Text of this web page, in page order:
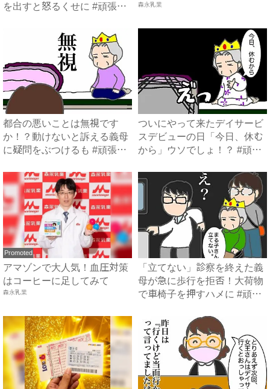
を出すと怒るくせに #頑張
森永乳業
都合の悪いことは無視です
か！？動けないと訴える義母
に疑問をぶつけるも #頑張り
ついにやって来たデイサービ
スデビューの日「今日、休む
から」ウソでしょ！？ #頑
Promoted
アマゾンで大人気！血圧対策
はコーヒーに足してみて
森永乳業
「立てない」診察を終えた義
母が急に歩行を拒否！大荷物
で車椅子を押すハメに #頑